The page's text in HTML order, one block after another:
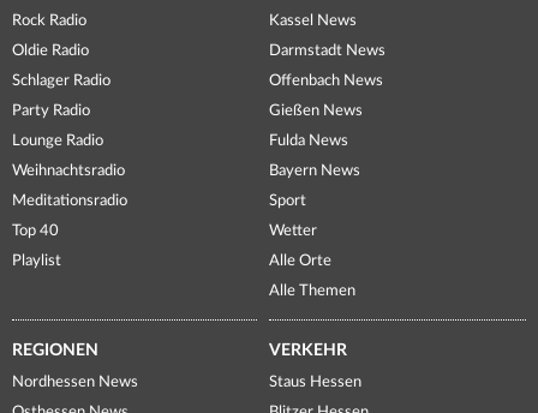
Rock Radio
Oldie Radio
Schlager Radio
Party Radio
Lounge Radio
Weihnachtsradio
Meditationsradio
Top 40
Playlist
Kassel News
Darmstadt News
Offenbach News
Gießen News
Fulda News
Bayern News
Sport
Wetter
Alle Orte
Alle Themen
REGIONEN
Nordhessen News
VERKEHR
Staus Hessen